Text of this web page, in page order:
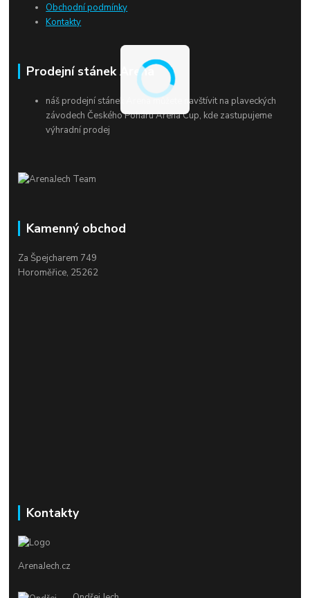
Obchodní podmínky
Kontakty
Prodejní stánek Arena
náš prodejní stánek Arena můžete navštívit na plaveckých
závodech Českého Poháru Arena Cup, kde zastupujeme
výhradní prodej
Kamenný obchod
Za Špejcharem 749
Horoměřice, 25262
Kontakty
ArenaJech.cz